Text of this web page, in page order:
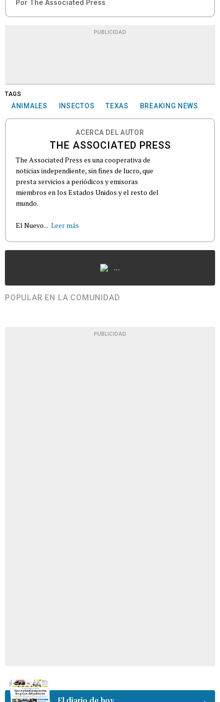
Por The Associated Press
PUBLICIDAD
TAGS
ANIMALES INSECTOS TEXAS BREAKING NEWS
ACERCA DEL AUTOR
THE ASSOCIATED PRESS
The Associated Press es una cooperativa de
noticias independiente, sin fines de lucro, que
presta servicios a periódicos y emisoras
miembros en los Estados Unidos y el resto del
mundo.
El Nuevo... Leer más
...
POPULAR EN LA COMUNIDAD
PUBLICIDAD